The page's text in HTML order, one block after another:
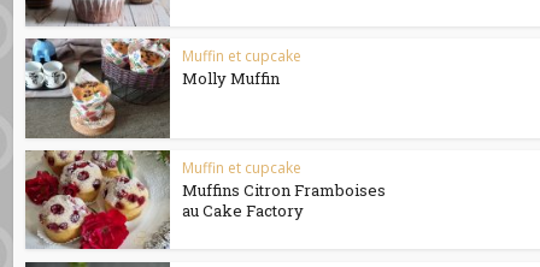
Muffin et cupcake
Molly Muffin
Muffin et cupcake
Muffins Citron Framboises
au Cake Factory